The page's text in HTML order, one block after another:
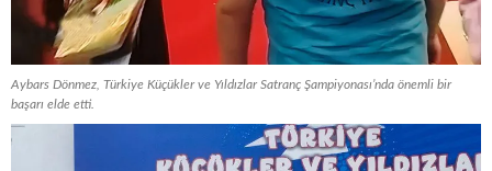
Aybars Dönmez, Türkiye Küçükler ve Yıldızlar Satranç Şampiyonası’nda önemli bir
başarı elde etti.